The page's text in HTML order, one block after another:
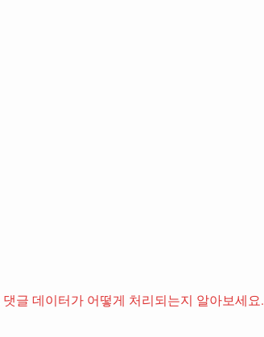
댓글 데이터가 어떻게 처리되는지 알아보세요.